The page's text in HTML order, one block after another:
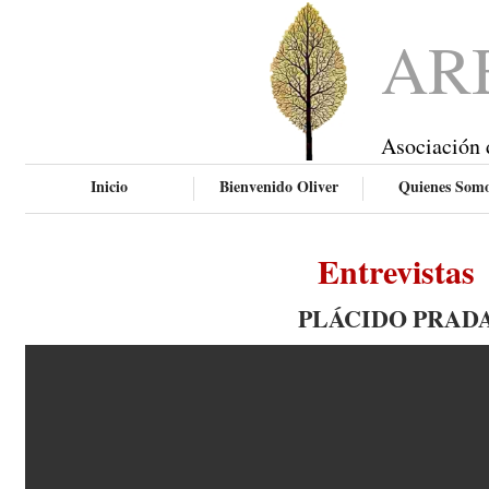
Asociación
Inicio Bienvenido Oliver Quienes
Entrevistas
PLÁCIDO